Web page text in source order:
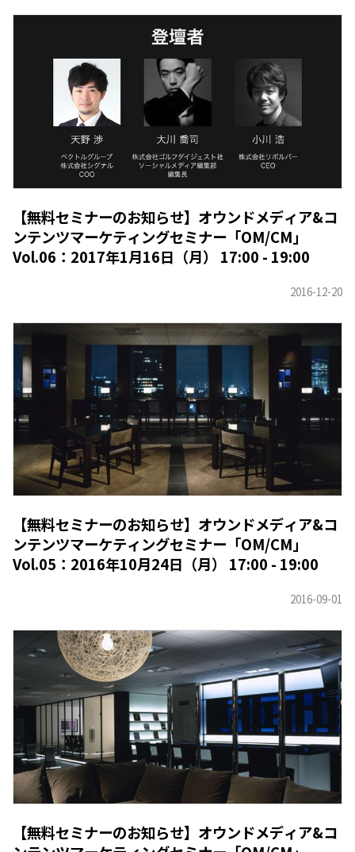
【無料セミナーのお知らせ】オウンドメディア&コ
ンテンツマーケティングセミナー「OM/CM」
Vol.06：2017年1月16日（月） 17:00 - 19:00
【無料セミナーのお知らせ】オウンドメディア&コ
ンテンツマーケティングセミナー「OM/CM」
Vol.05：2016年10月24日（月） 17:00 - 19:00
【無料セミナーのお知らせ】オウンドメディア&コ